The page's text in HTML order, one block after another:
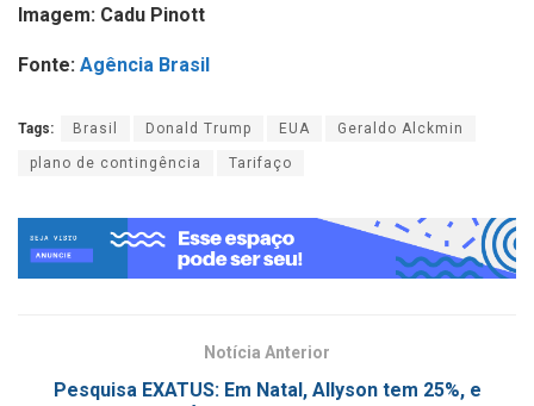
Imagem: Cadu Pinott
Fonte: Agência Brasil
Tags: Brasil Donald Trump EUA Geraldo Alckmin
plano de contingência Tarifaço
Notícia Anterior
Pesquisa EXATUS: Em Natal, Allyson tem 25%, e